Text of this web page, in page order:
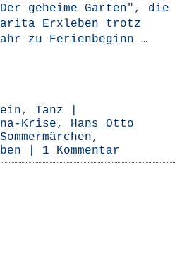
gehei­me Gar­ten", die
Erx­le­ben trotz
zu Feri­en­be­ginn …
, Tanz
Krise, Hans Otto
Sommermärchen,
1 Kommentar